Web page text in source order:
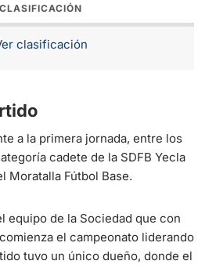
CLASIFICACIÓN
clasificación
a la primera jornada, entre los
cadete de la SDFB Yecla
Moratalla Fútbol Base.
equipo de la Sociedad que con
el campeonato liderando
tuvo un único dueño, donde el